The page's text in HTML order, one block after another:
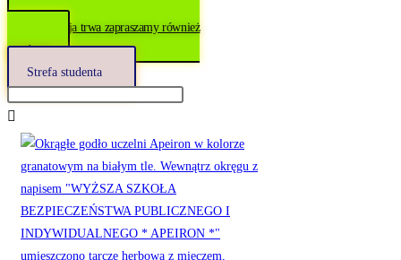
Rekrutacja trwa zapraszamy również
w soboty
Strefa studenta